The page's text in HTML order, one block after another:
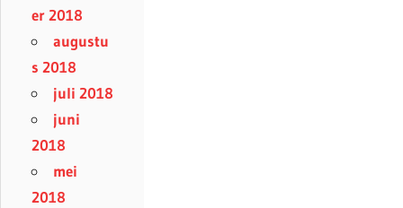
er 2018
augustu
s 2018
juli 2018
juni
2018
mei
2018